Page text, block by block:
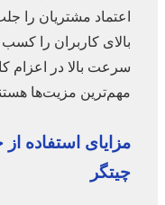
اعتماد مشتریان را
بالای کاربران را کسب
سرعت بالا در اعزام
مهم‌ترین مزیت‌ها هستند.
مزایای استفاده از
چیتگر